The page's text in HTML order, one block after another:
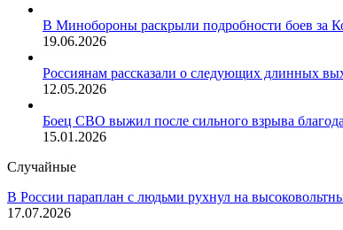
В Минобороны раскрыли подробности боев за
19.06.2026
Россиянам рассказали о следующих длинных
12.05.2026
Боец СВО выжил после сильного взрыва
15.01.2026
Случайные
В России параплан с людьми рухнул на
17.07.2026